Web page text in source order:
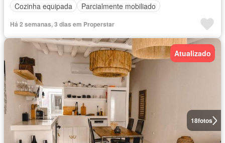
Cozinha equipada
Parcialmente mobiliado
Há 2 semanas, 3 dias em Properstar
18fotos
Atualizado